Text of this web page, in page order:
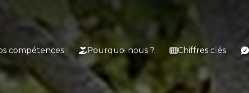
compétences Pourquoi nous ? Chiffres clés